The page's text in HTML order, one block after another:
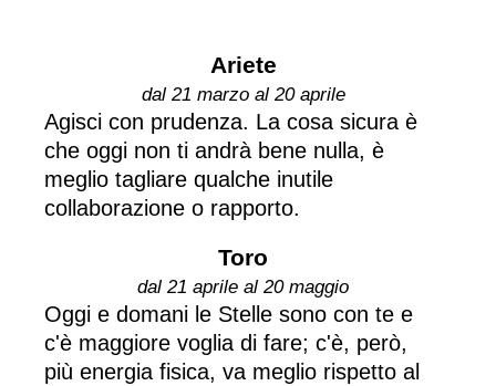
Ariete
dal 21 marzo al 20 aprile
Agisci con prudenza. La cosa sicura è
che oggi non ti andrà bene nulla, è
meglio tagliare qualche inutile
collaborazione o rapporto.
Toro
dal 21 aprile al 20 maggio
Oggi e domani le Stelle sono con te e
c'è maggiore voglia di fare; c'è, però,
più energia fisica, va meglio rispetto al